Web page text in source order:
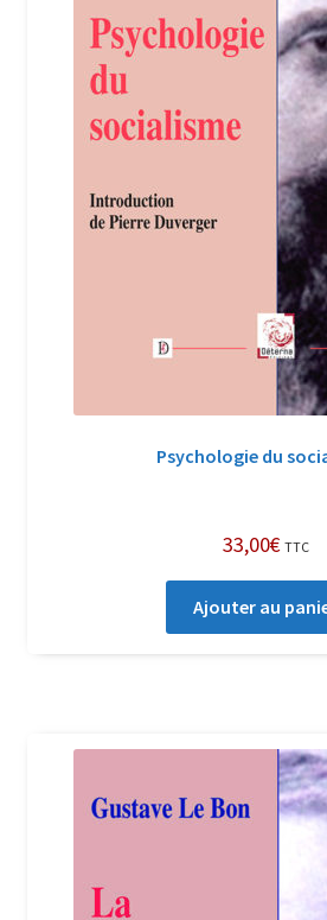
Psychologie du
33,00€ TTC
Ajouter au